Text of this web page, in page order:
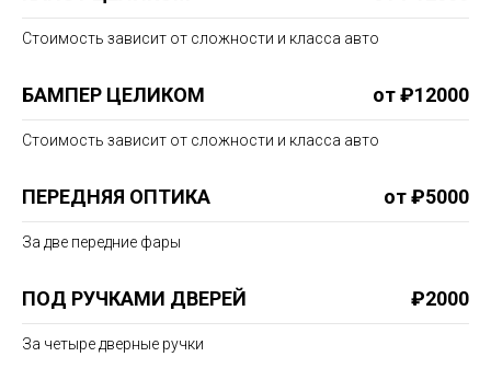
Стоимость зависит от сложности и класса авто
БАМПЕР ЦЕЛИКОМ от ₽12000
Стоимость зависит от сложности и класса авто
ПЕРЕДНЯЯ ОПТИКА от ₽5000
За две передние фары
ПОД РУЧКАМИ ДВЕРЕЙ ₽2000
За четыре дверные ручки